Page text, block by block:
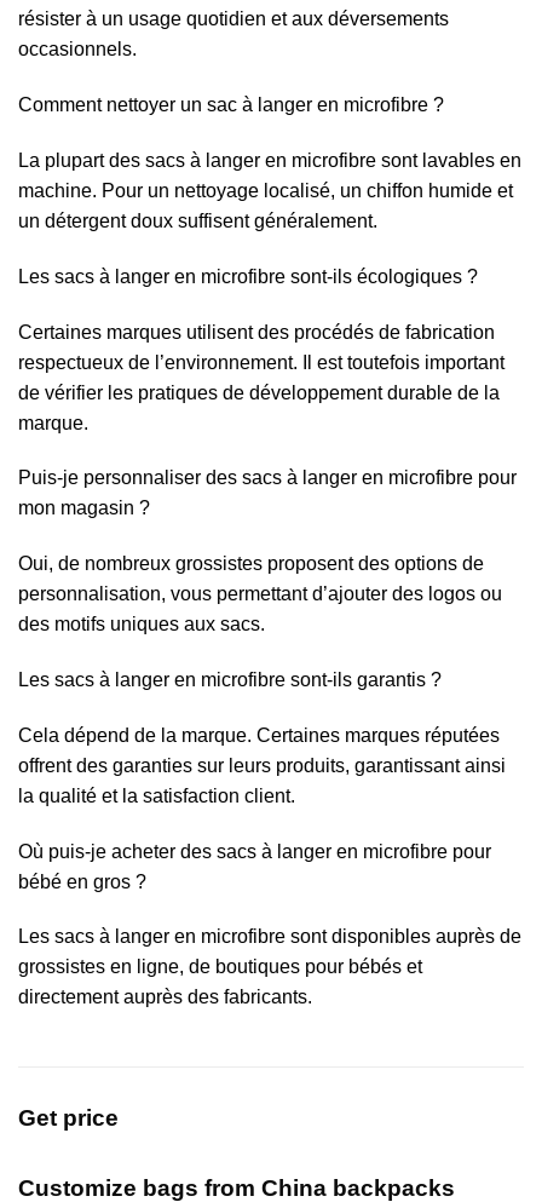
résister à un usage quotidien et aux déversements
occasionnels.
Comment nettoyer un sac à langer en microfibre ?
La plupart des sacs à langer en microfibre sont lavables en
machine. Pour un nettoyage localisé, un chiffon humide et
un détergent doux suffisent généralement.
Les sacs à langer en microfibre sont-ils écologiques ?
Certaines marques utilisent des procédés de fabrication
respectueux de l’environnement. Il est toutefois important
de vérifier les pratiques de développement durable de la
marque.
Puis-je personnaliser des sacs à langer en microfibre pour
mon magasin ?
Oui, de nombreux grossistes proposent des options de
personnalisation, vous permettant d’ajouter des logos ou
des motifs uniques aux sacs.
Les sacs à langer en microfibre sont-ils garantis ?
Cela dépend de la marque. Certaines marques réputées
offrent des garanties sur leurs produits, garantissant ainsi
la qualité et la satisfaction client.
Où puis-je acheter des sacs à langer en microfibre pour
bébé en gros ?
Les sacs à langer en microfibre sont disponibles auprès de
grossistes en ligne, de boutiques pour bébés et
directement auprès des fabricants.
Get price
Customize bags from China backpacks